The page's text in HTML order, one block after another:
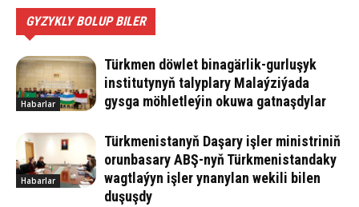
GYZYKLY BOLUP BILER
Habarlar
Türkmen döwlet binagärlik-gurluşyk
institutynyň talyplary Malaýziýada
gysga möhletleýin okuwa gatnaşdylar
Habarlar
Türkmenistanyň Daşary işler ministriniň
orunbasary ABŞ-nyň Türkmenistandaky
wagtlaýyn işler ynanylan wekili bilen
duşuşdy